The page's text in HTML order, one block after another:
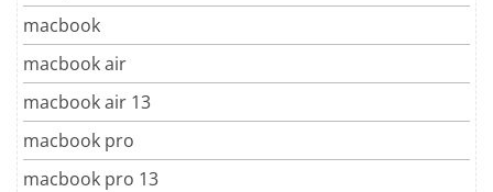
macbook
macbook air
macbook air 13
macbook pro
macbook pro 13